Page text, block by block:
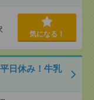
気になる！
日休み！牛乳